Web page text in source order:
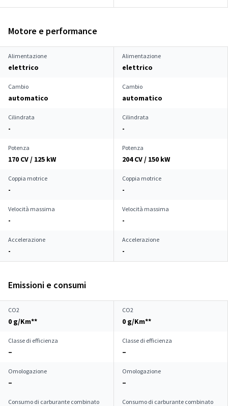
Motore e performance
Alimentazione
elettrico
Alimentazione
elettrico
Cambio
automatico
Cambio
automatico
Cilindrata
-
Cilindrata
-
Potenza
170 CV / 125 kW
Potenza
204 CV / 150 kW
Coppia motrice
-
Coppia motrice
-
Velocità massima
-
Velocità massima
-
Accelerazione
-
Accelerazione
-
Emissioni e consumi
CO2
0 g/Km**
CO2
0 g/Km**
Classe di efficienza
–
Classe di efficienza
–
Omologazione
–
Omologazione
–
Consumo di carburante combinato Consumo di carburante combinato